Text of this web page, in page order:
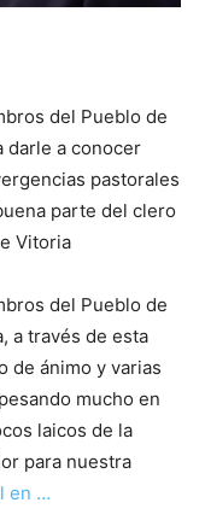
del Pueblo de
darle a conocer
pastorales
parte del clero
Vitoria
del Pueblo de
a través de esta
de ánimo y varias
mucho en
laicos de la
para nuestra
en …